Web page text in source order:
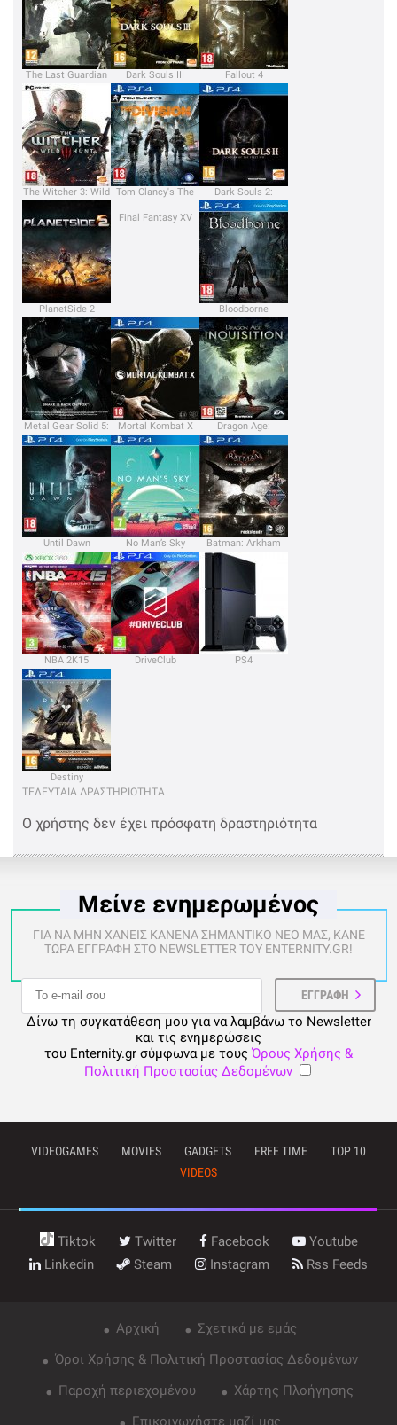
The Last Guardian Dark Souls III Fallout 4
The Witcher 3: Wild
Hunt
Tom Clancy's The
Dark Souls 2:
Scholar of the First
Sin
PlanetSide 2
Final Fantasy XV
Bloodborne
Metal Gear Solid 5:
The Phantom Pain
Mortal Kombat X
Dragon Age:
Inquisition
Until Dawn No Man’s Sky
Batman: Arkham
Knight
NBA 2K15 DriveClub PS4
Destiny
ΤΕΛΕΥΤΑΙΑ ΔΡΑΣΤΗΡΙΟΤΗΤΑ
Ο χρήστης δεν έχει πρόσφατη δραστηριότητα
Μείνε ενημερωμένος
ΓΙΑ ΝΑ ΜΗΝ ΧΑΝΕΙΣ ΚΑΝΕΝΑ ΣΗΜΑΝΤΙΚΟ ΝΕΟ ΜΑΣ, ΚΑΝΕ
ΤΩΡΑ ΕΓΓΡΑΦΗ ΣΤΟ NEWSLETTER ΤΟΥ ENTERNITY.GR!
Δίνω τη συγκατάθεση μου για να λαμβάνω το Newsletter
και τις ενημερώσεις
του Enternity.gr σύμφωνα με τους Όρους Χρήσης &
Πολιτική Προστασίας Δεδομένων
VIDEOGAMES MOVIES GADGETS FREE TIME
TOP 10
VIDEOS
Tiktok Twitter Facebook
Youtube
Linkedin
Steam Instagram Rss Feeds
Αρχική
Σχετικά με εμάς
Όροι Χρήσης & Πολιτική Προστασίας Δεδομένων
Παροχή περιεχομένου
Χάρτης Πλοήγησης
Επικοινωνήστε μαζί μας